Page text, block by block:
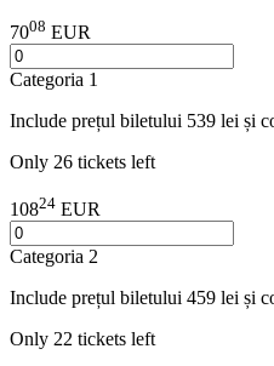
7008 EUR
Categoria 1
Include prețul biletului 539 lei și
Only 26 tickets left
10824 EUR
Categoria 2
Include prețul biletului 459 lei și
Only 22 tickets left